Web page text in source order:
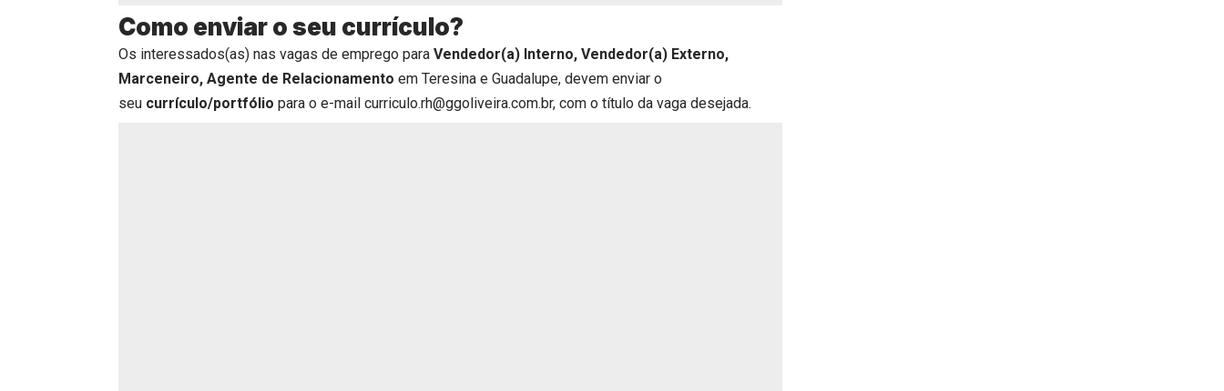
Como enviar o seu currículo?
Os interessados(as) nas vagas de emprego para Vendedor(a) Interno, Vendedor(a) Externo,
Marceneiro, Agente de Relacionamento em Teresina e Guadalupe, devem enviar o
seu currículo/portfólio para o e-mail curriculo.rh@ggoliveira.com.br, com o título da vaga desejada.